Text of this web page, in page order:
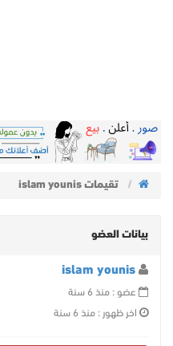
تقيمات islam younis
بيانات العضو
islam younis
عضو : منذ 6 سنة
اخر ظهور : منذ 6 سنة